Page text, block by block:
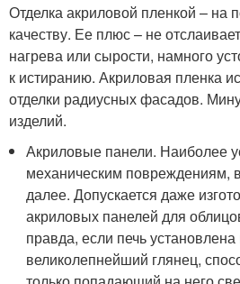
Отделка акриловой пленкой – на
качеству. Ее плюс – не
нагрева или сырости, намного
к истиранию. Акриловая пленка
отделки радиусных фасадов.
изделий.
Акриловые панели. Наиболее
механическим повреждениям,
далее. Допускается даже
акриловых панелей для
правда, если печь
великолепнейший глянец,